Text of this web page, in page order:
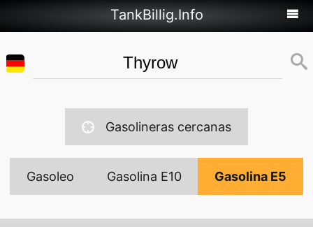
TankBillig.Info
Gasolineras cercanas
Gasoleo Gasolina E10 Gasolina E5